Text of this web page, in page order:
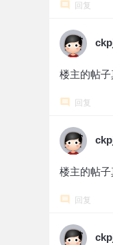
回复
楼主的帖
回复
楼主的帖
回复